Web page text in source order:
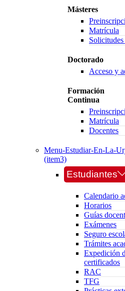
Másteres
Matrícula
Doctorado
Acceso y
Formación
Continua
Matrícula
Docentes
Menu-Estudiar-En-La-
(item3)
Estudiantes
Calendario
Horarios
Guías
Exámenes
Seguro
Trámites
Expedición
certificados
RAC
TFG